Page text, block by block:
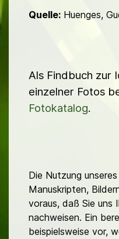
Quelle: Huenges,
Als Findbuch zur
einzelner Fotos
Fotokatalog.
Die Nutzung
Manuskripten,
voraus, daß Sie uns
nachweisen. Ein
beispielsweise vor,